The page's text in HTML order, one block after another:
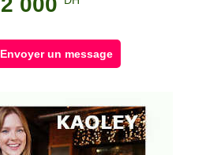
Envoyer un message